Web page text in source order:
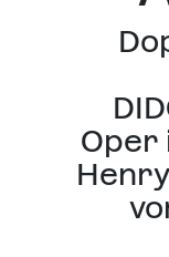
Oper